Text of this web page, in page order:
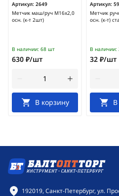
Артикул: 2649
Метчик маш/руч М16х2,0
осн. (к-т 2шт)
В наличии: 68 шт
630 ₽/шт
В корзину
Артикул:
Метчик
осн. (к-т)
В наличии:
32 ₽/шт
В
Контактная
192019, Санкт-Петербург, ул.